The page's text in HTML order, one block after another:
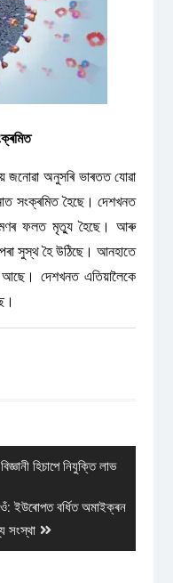
জনোৱা অনুসৰি ভাৰতত যোৱা
সংক্ৰমিত হৈছে। দেশখনত
ফলত মৃত্যু হৈছে। আৰু
সুস্থ হৈ উঠিছে। আনহাতে
আছে। দেশখনত এতিয়ালৈকে
হিচাপে নিযুক্তি লাভ
ইউৰোপত বৰ্ধিত অমাইক্ৰন
সংস্থা